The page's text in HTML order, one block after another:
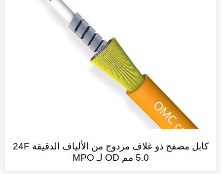
كابل مصفح ذو غلاف مزدوج من الألياف الدقيقة 24F
5.0 مم OD لـ MPO